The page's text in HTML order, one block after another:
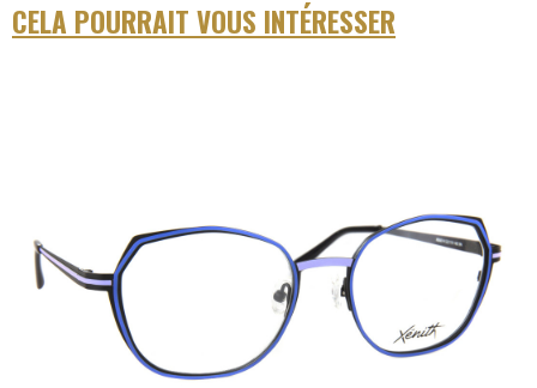
CELA POURRAIT VOUS INTÉRESSER